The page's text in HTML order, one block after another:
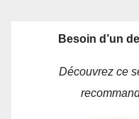
Besoin d’un
Découvrez ce